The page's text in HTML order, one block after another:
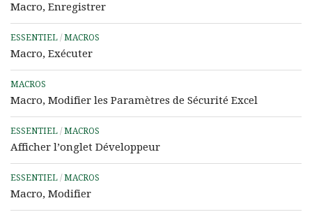
Macro, Enregistrer
ESSENTIEL / MACROS
Macro, Exécuter
MACROS
Macro, Modifier les Paramètres de Sécurité Excel
ESSENTIEL / MACROS
Afficher l’onglet Développeur
ESSENTIEL / MACROS
Macro, Modifier